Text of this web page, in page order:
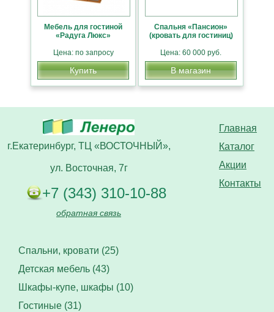
Мебель для гостиной
«Радуга Люкс»
Цена: по запросу
Купить
Спальня «Пансион»
(кровать для гостиниц)
Цена: 60 000 руб.
В магазин
Главная
Каталог
Акции
Контакты
г.Екатеринбург, ТЦ «ВОСТОЧНЫЙ»,
ул. Восточная, 7г
+7 (343) 310-10-88
обратная связь
Спальни, кровати (25)
Детская мебель (43)
Шкафы-купе, шкафы (10)
Гостиные (31)